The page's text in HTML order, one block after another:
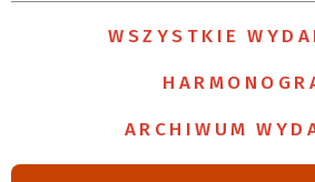
—
Miejsce
Organizator
WSZYSTKIE
ARCHIWUM